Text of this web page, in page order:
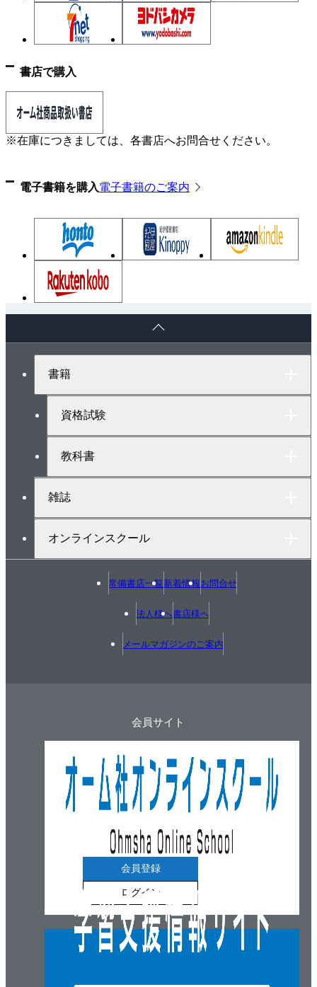
★ミスしても諦めずに完成させることが最優先★
第5章 実践！ 作業シミュレート
2 候補問題No.12の完成イメージと施工の注意点
3 候補問題No.12で手順を詳しくシミュレート
4 技能作業の実践
候補問題No.1 模擬試験
候補問題No.3 模擬試験
候補問題No.5 模擬試験
候補問題No.6 模擬試験
候補問題No.7 模擬試験
候補問題No.8 模擬試験
候補問題No.10 模擬試験
候補問題No.12 模擬試験
1 課題完成後の点検手順
書店で購入
※在庫につきましては、各書店へお問合せください。
電子書籍を購入電子書籍のご案内
書籍
資格試験
教科書
雑誌
オンラインスクール
常備書店一覧新着情報お問合せ
法人様へ書店様へ
メールマガジンのご案内
会員サイト
会員登録
ログイン